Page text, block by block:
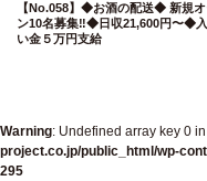
【No.058】◆お酒の配送◆ 新規
ン10名募集‼︎◆日収21,600円〜◆
い金５万円支給
Warning: Undefined array key 0 in
project.co.jp/public_html/wp-
295